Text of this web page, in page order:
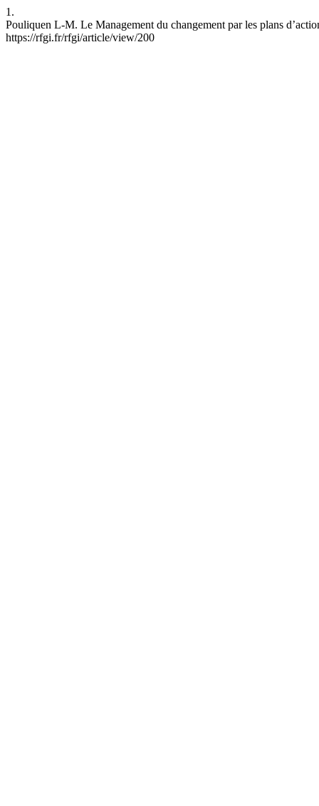
1.
Pouliquen L-M. Le Management du changement par les plans
https://rfgi.fr/rfgi/article/view/200